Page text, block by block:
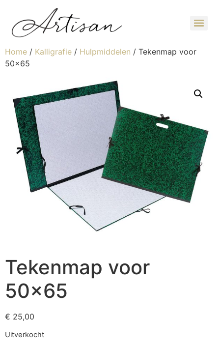
Home / Kalligrafie / Hulpmiddelen / Tekenmap voor
50×65
Tekenmap voor
50×65
€ 25,00
Uitverkocht